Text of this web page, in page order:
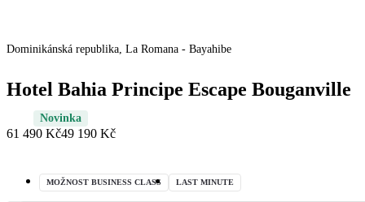
Dominikánská republika, La Romana - Bayahibe
Hotel Bahia Principe Escape Bouganville
Novinka
61 490 Kč49 190 Kč
MOŽNOST BUSINESS CLASS LAST MINUTE